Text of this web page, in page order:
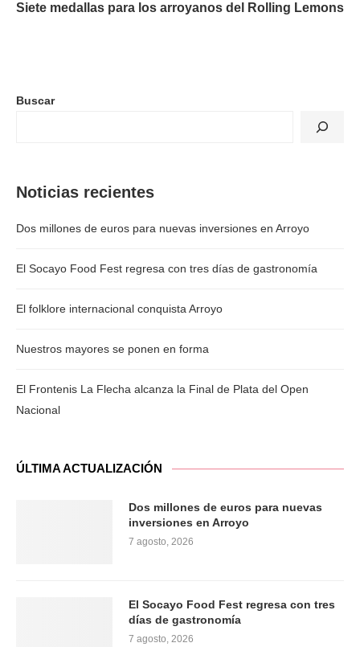
Siete medallas para los arroyanos del Rolling Lemons
Buscar
Noticias recientes
Dos millones de euros para nuevas inversiones en Arroyo
El Socayo Food Fest regresa con tres días de gastronomía
El folklore internacional conquista Arroyo
Nuestros mayores se ponen en forma
El Frontenis La Flecha alcanza la Final de Plata del Open
Nacional
ÚLTIMA ACTUALIZACIÓN
Dos millones de euros para nuevas
inversiones en Arroyo
7 agosto, 2026
El Socayo Food Fest regresa con tres
días de gastronomía
7 agosto, 2026